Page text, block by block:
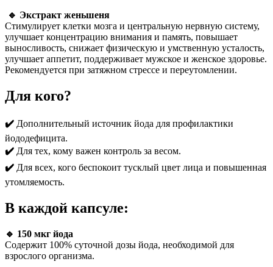
🔹 Экстракт женьшеня
Стимулирует клетки мозга и центральную нервную систему,
улучшает концентрацию внимания и память, повышает
выносливость, снижает физическую и умственную усталость,
улучшает аппетит, поддерживает мужское и женское здоровье.
Рекомендуется при затяжном стрессе и переутомлении.
Для кого?
✔️ Дополнительный источник йода для профилактики
йододефицита.
✔️ Для тех, кому важен контроль за весом.
✔️ Для всех, кого беспокоит тусклый цвет лица и повышенная
утомляемость.
В каждой капсуле:
🔹 150 мкг йода
Содержит 100% суточной дозы йода, необходимой для
взрослого организма.